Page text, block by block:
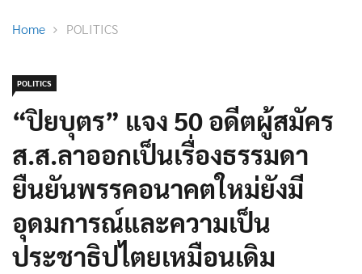
Home POLITICS
POLITICS
“ปิยบุตร” แจง 50 อดีตผู้สมัคร
ส.ส.ลาออกเป็นเรื่องธรรมดา
ยืนยันพรรคอนาคตใหม่ยังมี
อุดมการณ์และความเป็น
ประชาธิปไตยเหมือนเดิม